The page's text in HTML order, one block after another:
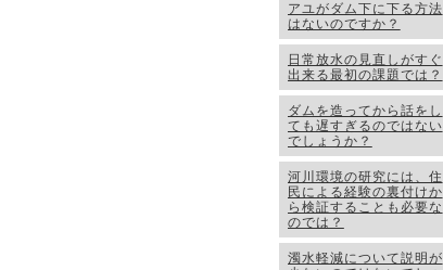
アユがダム下に下る方法
はないのですか？
日常放水の見直しがすぐ
出来る最初の課題では？
ダムを造ってから話をし
ても遅すぎるのではない
でしょうか？
河川環境の研究には、住
民による経験の裏付けか
ら検証することも必要な
のでは？
濁水軽減について説明が